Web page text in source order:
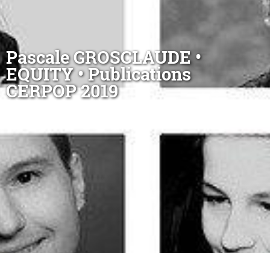
Pascale GROSCLAUDE •
EQUITY • Publications
CERPOP 2019